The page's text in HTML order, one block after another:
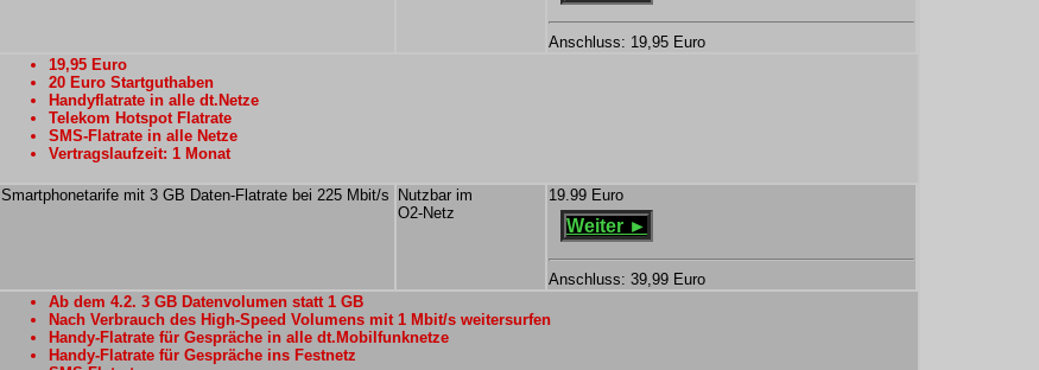
Anschluss: 19,95 Euro
19,95 Euro
20 Euro Startguthaben
Handyflatrate in alle dt.Netze
Telekom Hotspot Flatrate
SMS-Flatrate in alle Netze
Vertragslaufzeit: 1 Monat
Smartphonetarife mit 3 GB Daten-Flatrate bei 225 Mbit/s
Nutzbar im
O2-Netz
19.99 Euro
Weiter ►
Anschluss: 39,99 Euro
Ab dem 4.2. 3 GB Datenvolumen statt 1 GB
Nach Verbrauch des High-Speed Volumens mit 1 Mbit/s weitersurfen
Handy-Flatrate für Gespräche in alle dt.Mobilfunknetze
Handy-Flatrate für Gespräche ins Festnetz